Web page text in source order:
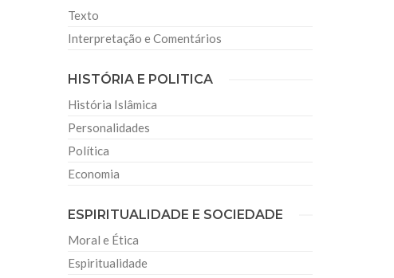
Texto
Interpretação e Comentários
HISTÓRIA E POLITICA
História Islâmica
Personalidades
Política
Economia
ESPIRITUALIDADE E SOCIEDADE
Moral e Ética
Espiritualidade